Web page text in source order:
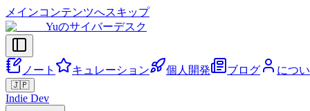
メインコンテンツへスキップ
Yuのサイバーデスク
ノート キュレーション 個人開発 ブログ につ
🇯🇵
Indie Dev